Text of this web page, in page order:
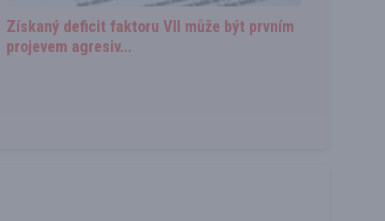
Získaný deficit faktoru VII může být prvním
projevem agresiv...